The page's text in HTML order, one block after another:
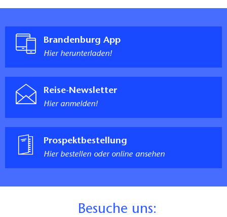
Brandenburg App
Hier herunterladen!
Reise-Newsletter
Hier anmelden!
Prospektbestellung
Hier bestellen oder online ansehen
Besuche uns: